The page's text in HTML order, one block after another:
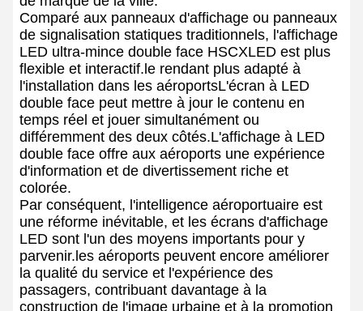
Comparé aux panneaux d'affichage ou panneaux
de signalisation statiques traditionnels, l'affichage
LED ultra-mince double face HSCXLED est plus
flexible et interactif.le rendant plus adapté à
l'installation dans les aéroportsL'écran à LED
double face peut mettre à jour le contenu en
temps réel et jouer simultanément ou
différemment des deux côtés.L'affichage à LED
double face offre aux aéroports une expérience
d'information et de divertissement riche et
colorée.
Par conséquent, l'intelligence aéroportuaire est
une réforme inévitable, et les écrans d'affichage
LED sont l'un des moyens importants pour y
parvenir.les aéroports peuvent encore améliorer
la qualité du service et l'expérience des
passagers, contribuant davantage à la
construction de l'image urbaine et à la promotion